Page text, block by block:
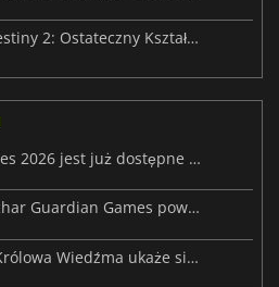
Zwiastun premierowy Destiny 2: Ostateczny Kształt jest już dostępny
Destiny 2 Guardian Games 2026 jest już dostępne na żywo
Destiny 2 - Coroczny puchar Guardian Games powraca!
Rozszerzenie Destiny 2 Królowa Wiedźma ukaże się w 2022 roku